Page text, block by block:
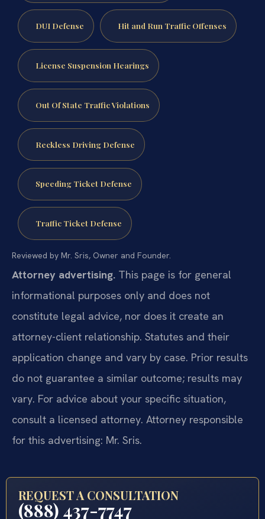
DUI Defense Hit and Run Traffic Offenses
License Suspension Hearings
Out Of State Traffic Violations
Reckless Driving Defense
Speeding Ticket Defense
Traffic Ticket Defense
Reviewed by Mr. Sris, Owner and Founder.
Attorney advertising. This page is for general
informational purposes only and does not
constitute legal advice, nor does it create an
attorney-client relationship. Statutes and their
application change and vary by case. Prior results
do not guarantee a similar outcome; results may
vary. For advice about your specific situation,
consult a licensed attorney. Attorney responsible
for this advertising: Mr. Sris.
REQUEST A CONSULTATION
(888) 437-7747